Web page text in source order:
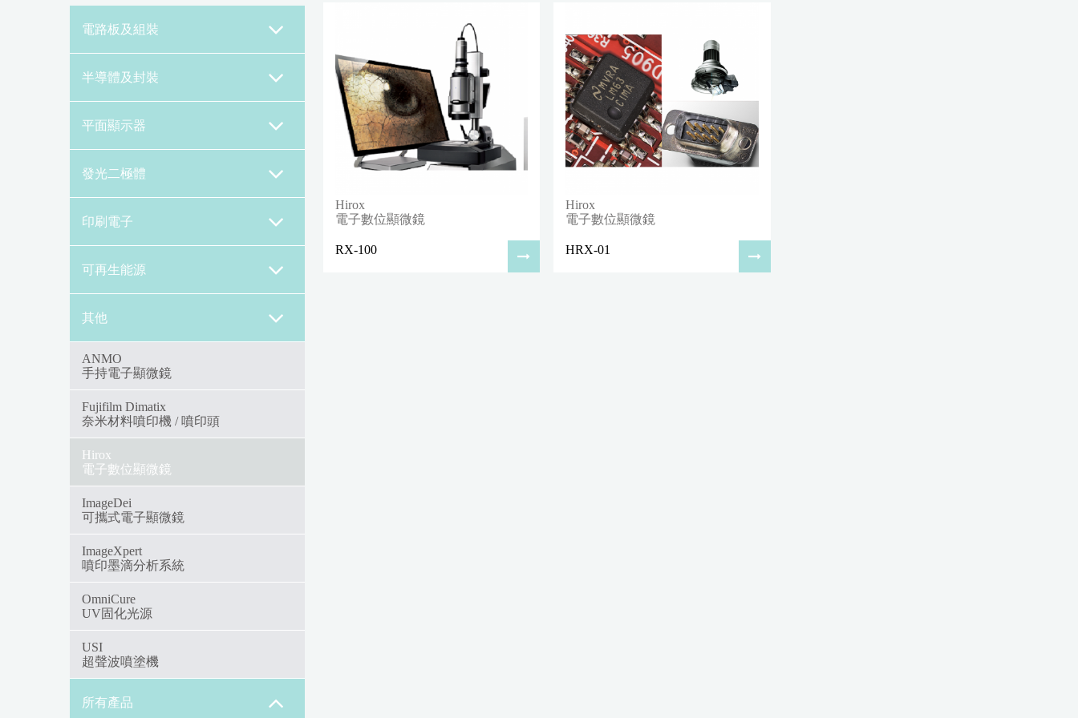
電路板及組裝
半導體及封裝
平面顯示器
發光二極體
印刷電子
可再生能源
其他
ANMO
手持電子顯微鏡
Fujifilm Dimatix
奈米材料噴印機 / 噴印頭
Hirox
電子數位顯微鏡
ImageDei
可攜式電子顯微鏡
ImageXpert
噴印墨滴分析系統
OmniCure
UV固化光源
USI
超聲波噴塗機
所有產品
Hirox
電子數位顯微鏡
RX-100
Hirox
電子數位顯微鏡
HRX-01